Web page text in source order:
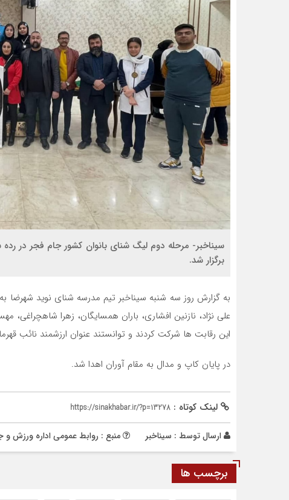
سیناخبر- مرحله دوم ليگ شنای بانوان کشور جام فجر در رده
برگزار شد.
به گزارش روز سه شنبه سیناخبر تیم مدرسه شناي نويد شهرضا
علی نژاد، نازنین افشاری، باران همسایگان، زهرا شاهچراغی،
این رقابت ها شرکت کردند و توانستند عنوان ارزشمند نائب
در پایان کاپ و مدال به مقام آوران اهدا شد.
لینک کوتاه : https://sinakhabar.ir/?p=13278
ارسال توسط : سیناخبر منبع : روابط عمومی اداره ورزش
برچسب ها